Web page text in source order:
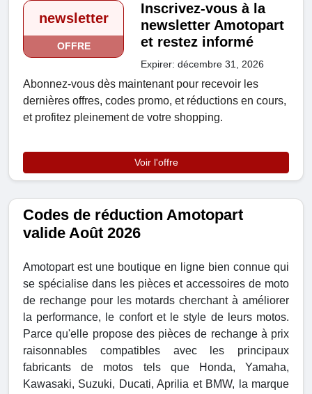
newsletter
OFFRE
Inscrivez-vous à la
newsletter Amotopart
et restez informé
Expirer: décembre 31, 2026
Abonnez-vous dès maintenant pour recevoir les
dernières offres, codes promo, et réductions en cours,
et profitez pleinement de votre shopping.
Voir l'offre
Codes de réduction Amotopart
valide Août 2026
Amotopart est une boutique en ligne bien connue qui
se spécialise dans les pièces et accessoires de moto
de rechange pour les motards cherchant à améliorer
la performance, le confort et le style de leurs motos.
Parce qu'elle propose des pièces de rechange à prix
raisonnables compatibles avec les principaux
fabricants de motos tels que Honda, Yamaha,
Kawasaki, Suzuki, Ducati, Aprilia et BMW, la marque